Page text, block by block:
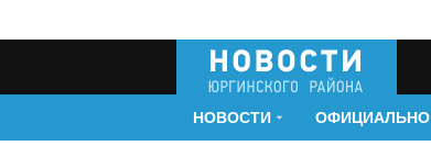
НОВОСТИ ОФИЦИАЛЬНО